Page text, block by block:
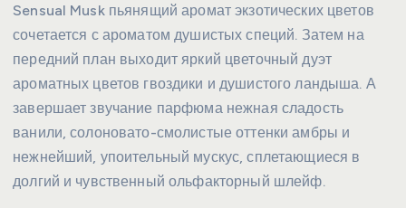
Sensual Musk пьянящий аромат экзотических цветов
сочетается с ароматом душистых специй. Затем на
передний план выходит яркий цветочный дуэт
ароматных цветов гвоздики и душистого ландыша. А
завершает звучание парфюма нежная сладость
ванили, солоновато-смолистые оттенки амбры и
нежнейший, упоительный мускус, сплетающиеся в
долгий и чувственный ольфакторный шлейф.